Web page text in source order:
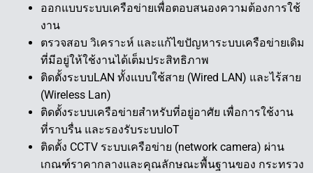
ออกแบบระบบเครือข่ายเพื่อตอบสนองความต้องการใช้
งาน
ตรวจสอบ วิเคราะห์ และแก้ไขปัญหาระบบเครือข่ายเดิม
ที่มีอยู่ให้ใช้งานได้เต็มประสิทธิภาพ
ติดตั้งระบบLAN ทั้งแบบใช้สาย (Wired LAN) และไร้สาย
(Wireless Lan)
ติดตั้งระบบเครือข่ายสำหรับที่อยู่อาศัย เพื่อการใช้งาน
ที่ราบรื่น และรองรับระบบIoT
ติดตั้ง CCTV ระบบเครือข่าย (network camera) ผ่าน
เกณฑ์ราคากลางและคุณลักษณะพื้นฐานของ กระทรวง